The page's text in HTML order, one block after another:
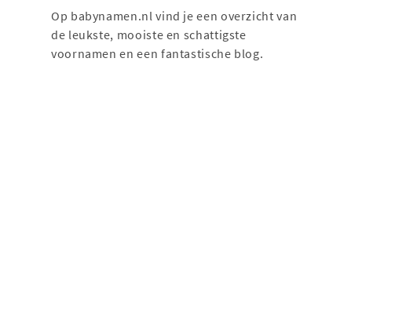
Op babynamen.nl vind je een overzicht van
de leukste, mooiste en schattigste
voornamen en een fantastische blog.